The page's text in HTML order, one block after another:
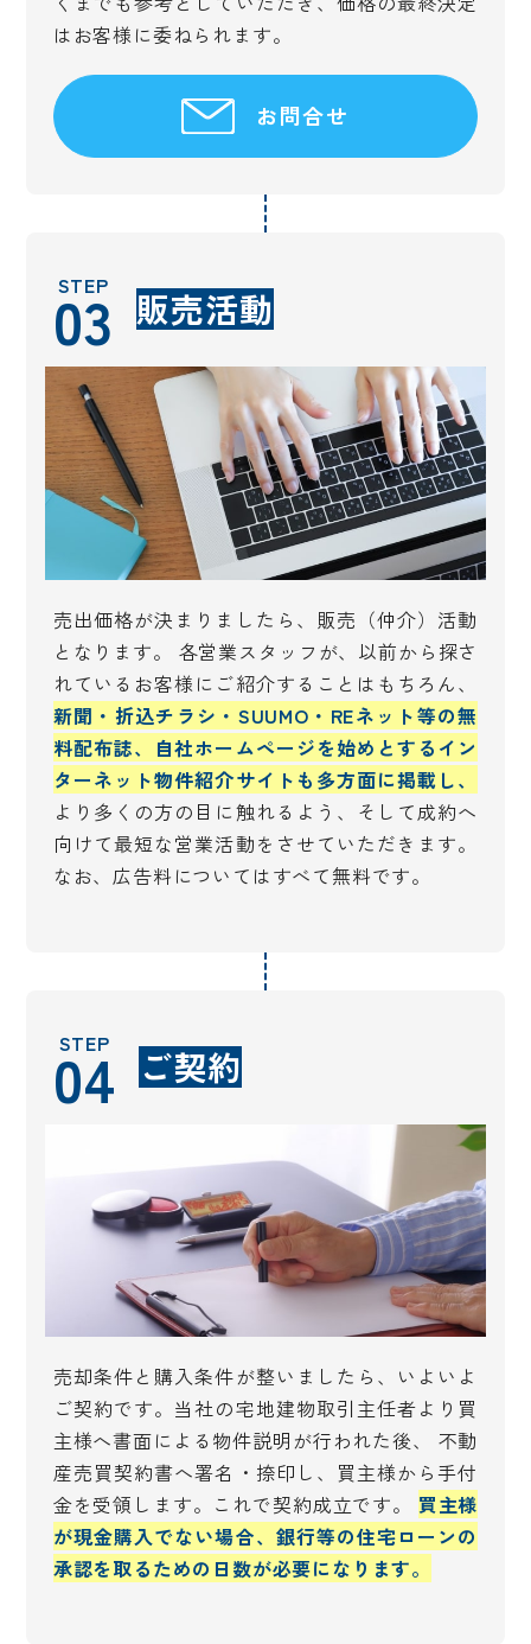
はお客様に委ねられます。
お問合せ
STEP
03 販売活動
売出価格が決まりましたら、販売（仲介）活動
となります。 各営業スタッフが、以前から探さ
れているお客様にご紹介することはもちろん、
新聞・折込チラシ・SUUMO・REネット等の無
料配布誌、自社ホームページを始めとするイン
ターネット物件紹介サイトも多方面に掲載し、
より多くの方の目に触れるよう、そして成約へ
向けて最短な営業活動をさせていただきます。
なお、広告料についてはすべて無料です。
STEP
04 ご契約
売却条件と購入条件が整いましたら、いよいよ
ご契約です。当社の宅地建物取引主任者より買
主様へ書面による物件説明が行われた後、 不動
産売買契約書へ署名・捺印し、買主様から手付
金を受領します。これで契約成立です。 買主様
が現金購入でない場合、銀行等の住宅ローンの
承認を取るための日数が必要になります。